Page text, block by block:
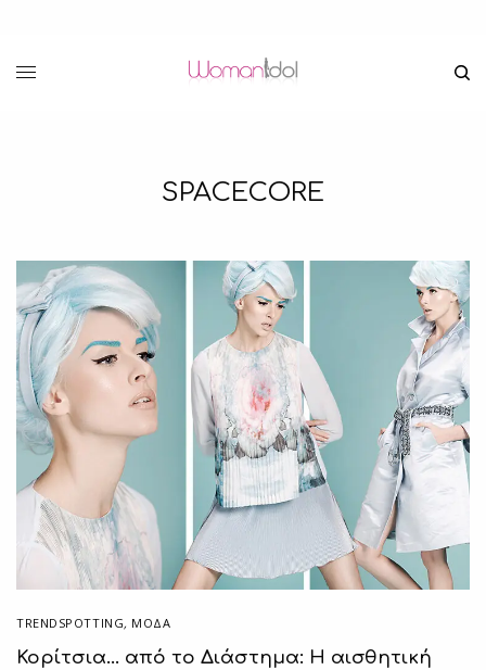
SPACECORE
TRENDSPOTTING, ΜΟΔΑ
Κορίτσια… από το Διάστημα: Η αισθητική